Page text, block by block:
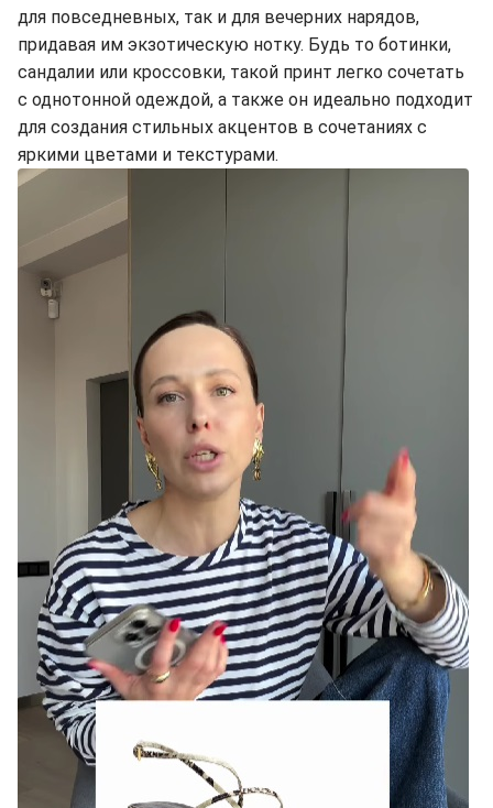
для повседневных, так и для вечерних нарядов,
придавая им экзотическую нотку. Будь то ботинки,
сандалии или кроссовки, такой принт легко сочетать
с однотонной одеждой, а также он идеально подходит
для создания стильных акцентов в сочетаниях с
яркими цветами и текстурами.